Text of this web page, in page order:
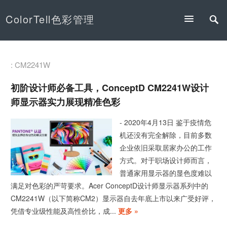
ColorTell色彩管理
: CM2241W
初阶设计师必备工具，ConceptD CM2241W设计
师显示器实力展现精准色彩
- 2020年4月13日 鉴于疫情危
机还没有完全解除，目前多数
企业依旧采取居家办公的工作
方式。对于职场设计师而言，
普通家用显示器的显色度难以
满足对色彩的严苛要求。Acer ConceptD设计师显示器系列中的
CM2241W（以下简称CM2）显示器自去年底上市以来广受好评，
凭借专业级性能及高性价比，成...更多 »